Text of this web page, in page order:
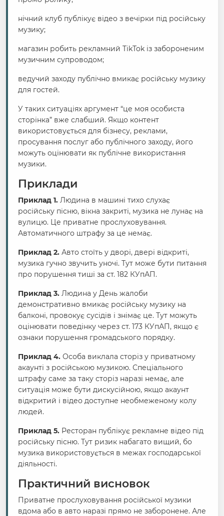
нічний клуб публікує відео з вечірки під російську
музику;
магазин робить рекламний TikTok із забороненим
музичним супроводом;
ведучий заходу публічно вмикає російську музику
для гостей.
У таких ситуаціях аргумент “це моя особиста
сторінка” вже слабший. Якщо контент
використовується для бізнесу, реклами,
просування послуг або публічного заходу, його
можуть оцінювати як публічне використання
музики.
Приклади
Приклад 1. Людина в машині тихо слухає
російську пісню, вікна закриті, музика не лунає на
вулицю. Це приватне прослуховування.
Автоматичного штрафу за це немає.
Приклад 2. Авто стоїть у дворі, двері відкриті,
музика гучно звучить уночі. Тут може бути питання
про порушення тиші за ст. 182 КУпАП.
Приклад 3. Людина у День жалоби
демонстративно вмикає російську музику на
балконі, провокує сусідів і знімає це. Тут можуть
оцінювати поведінку через ст. 173 КУпАП, якщо є
ознаки порушення громадського порядку.
Приклад 4. Особа виклала сторіз у приватному
акаунті з російською музикою. Спеціального
штрафу саме за таку сторіз наразі немає, але
ситуація може бути дискусійною, якщо акаунт
відкритий і відео доступне необмеженому колу
людей.
Приклад 5. Ресторан публікує рекламне відео під
російську пісню. Тут ризик набагато вищий, бо
музика використовується в межах господарської
діяльності.
Практичний висновок
Приватне прослуховування російської музики
вдома або в авто наразі прямо не заборонене. Але